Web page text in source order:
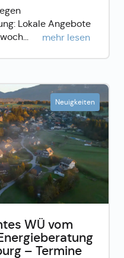
Lokale Angebote
mehr lesen
Neuigkeiten
WÜ vom
– Termine